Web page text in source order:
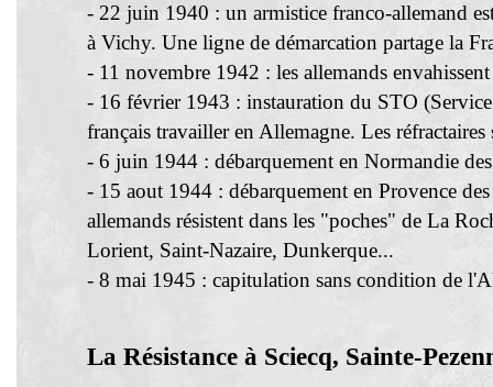
- 22 juin 1940 : un armistice franco-allemand
à Vichy. Une ligne de démarcation partage la
- 11 novembre 1942 : les allemands
- 16 février 1943 : instauration du STO
français travailler en Allemagne. Les
- 6 juin 1944 : débarquement en Normandie
- 15 aout 1944 : débarquement en Provence
allemands résistent dans les "poches" de La
Lorient, Saint-Nazaire, Dunkerque...
- 8 mai 1945 : capitulation sans condition de
La Résistance à Sciecq, Sainte-